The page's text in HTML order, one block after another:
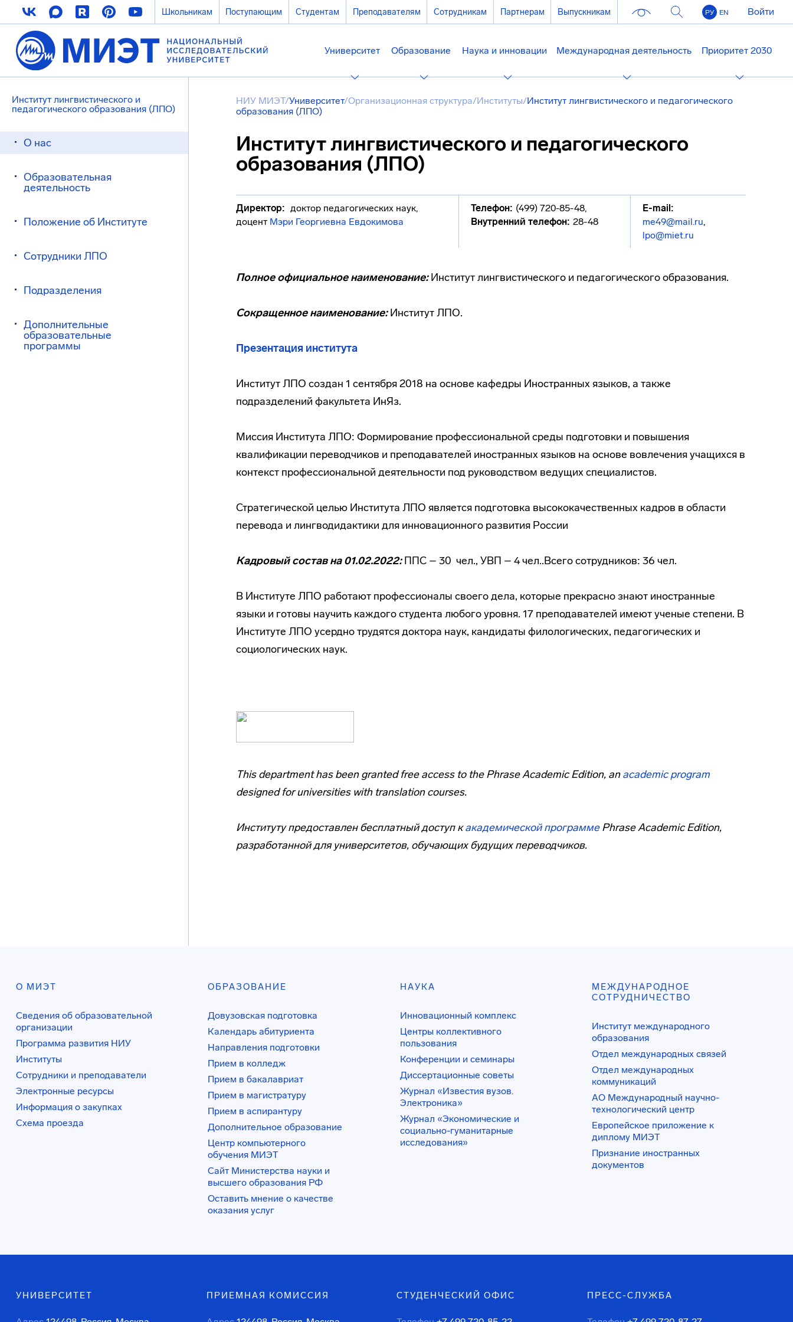
Школьникам Поступающим Студентам Преподавателям Сотрудникам Партнерам Выпускникам РУ EN Войти
Университет Образование Наука и инновации Международная деятельность Приоритет 2030
Институт лингвистического и
педагогического образования (ЛПО)
О нас
Образовательная
деятельность
Положение об Институте
Сотрудники ЛПО
Подразделения
Дополнительные
образовательные
программы
НИУ МИЭТ/Университет/Организационная структура/Институты/Институт лингвистического и педагогического
образования (ЛПО)
Институт лингвистического и педагогического
образования (ЛПО)
Директор: доктор педагогических наук,
доцент Мэри Георгиевна Евдокимова
Телефон: (499) 720-85-48,
Внутренний телефон: 28-48
E-mail:
me49@mail.ru,
lpo@miet.ru
Полное официальное наименование:Институт лингвистического и педагогического образования.
Сокращенное наименование:Институт ЛПО.
Презентация института
Институт ЛПО создан 1 сентября 2018 на основе кафедры Иностранных языков, а также
подразделений факультета ИнЯз.
Миссия Института ЛПО: Формирование профессиональной среды подготовки и повышения
квалификации переводчиков и преподавателей иностранных языков на основе вовлечения учащихся в
контекст профессиональной деятельности под руководством ведущих специалистов.
Стратегической целью Института ЛПО является подготовка высококачественных кадров в области
перевода и лингводидактики для инновационного развития России
Кадровый составна 01.02.2022:ППС – 30 чел., УВП – 4 чел..Всего сотрудников: 36 чел.
В Институте ЛПО работают профессионалы своего дела, которые прекрасно знают иностранные
языки и готовы научить каждого студента любого уровня. 17 преподавателей имеют ученые степени. В
Институте ЛПО усердно трудятся доктора наук, кандидаты филологических, педагогических и
социологических наук.
This department has been granted free access to the Phrase Academic Edition, anacademic program
designed for universities with translation courses.
Институту предоставлен бесплатный доступ какадемической программеPhrase Academic Edition,
разработанной для университетов, обучающих будущих переводчиков.
О МИЭТ
Сведения об образовательной
организации
Программа развития НИУ
Институты
Сотрудники и преподаватели
Электронные ресурсы
Информация о закупках
Схема проезда
ОБРАЗОВАНИЕ
Довузовская подготовка
Календарь абитуриента
Направления подготовки
Прием в колледж
Прием в бакалавриат
Прием в магистратуру
Прием в аспирантуру
Дополнительное образование
Центр компьютерного
обучения МИЭТ
Сайт Министерства науки и
высшего образования РФ
Оставить мнение о качестве
оказания услуг
НАУКА
Инновационный комплекс
Центры коллективного
пользования
Конференции и семинары
Диссертационные советы
Журнал «Известия вузов.
Электроника»
Журнал «Экономические и
социально-гуманитарные
исследования»
МЕЖДУНАРОДНОЕ
СОТРУДНИЧЕСТВО
Институт международного
образования
Отдел международных связей
Отдел международных
коммуникаций
АО Международный научно-
технологический центр
Европейское приложение к
диплому МИЭТ
Признание иностранных
документов
УНИВЕРСИТЕТ ПРИЕМНАЯ КОМИССИЯ СТУДЕНЧЕСКИЙ ОФИС ПРЕСС-СЛУЖБА